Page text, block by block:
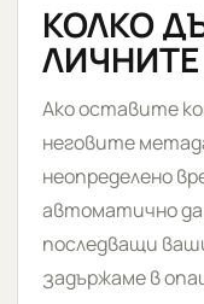
КОЛКО
Ако оставите
неговите
неопределено
автоматично да
последващи
задържаме в